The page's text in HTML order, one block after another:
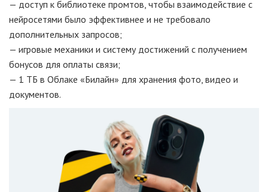
— доступ к библиотеке промтов, чтобы взаимодействие с
нейросетями было эффективнее и не требовало
дополнительных запросов;
— игровые механики и систему достижений с получением
бонусов для оплаты связи;
— 1 ТБ в Облаке «Билайн» для хранения фото, видео и
документов.